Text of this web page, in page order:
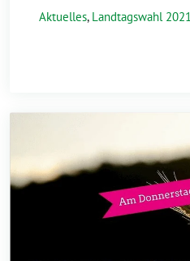
Aktuelles, Landtagswahl 2021